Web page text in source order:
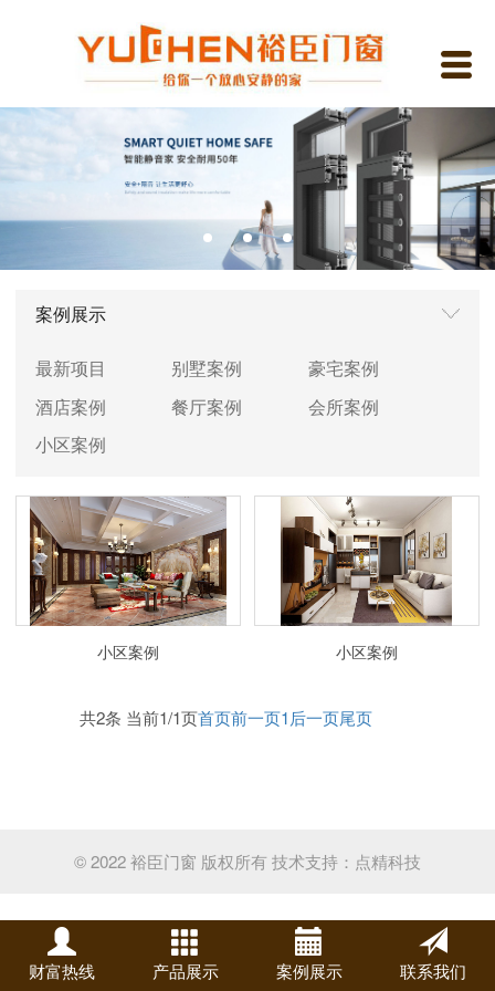
案例展示
最新项目 别墅案例
豪宅案例
酒店案例
餐厅案例
会所案例
小区案例
小区案例 小区案例
共2条 当前1/1页首页前一页1后一页尾页
© 2022 裕臣门窗 版权所有技术支持： 点精科技
财富热线 产品展示 案例展示 联系我们